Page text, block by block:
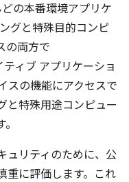
の本番環境アプリケ
グと特殊目的コンピ
の両方で
ィブ アプリケーショ
スの機能にアクセスで
と特殊用途コンピュー
ュリティのために、公
重に評価します。これ